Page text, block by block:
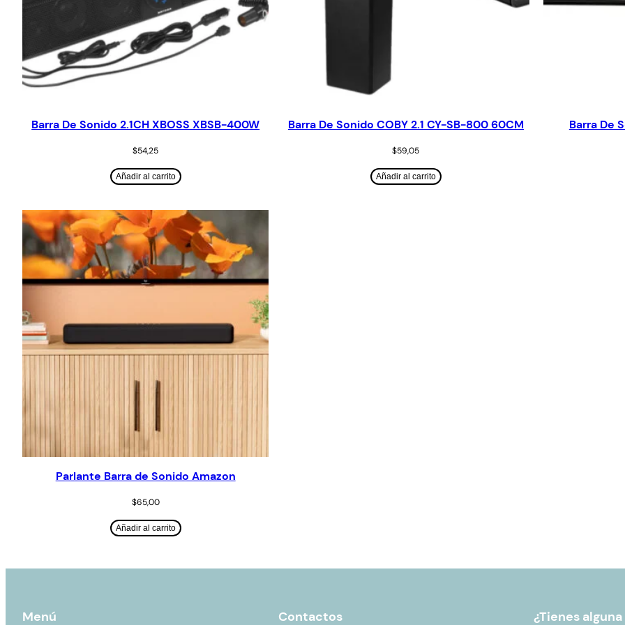
Barra De Sonido 2.1CH XBOSS XBSB-400W
$54,25
Añadir al carrito
Barra De Sonido COBY 2.1 CY-SB-800 60CM
$59,05
Añadir al carrito
Barra De
Parlante Barra de Sonido Amazon
$65,00
Añadir al carrito
Menú Contactos ¿Tienes